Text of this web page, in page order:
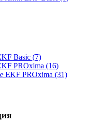
Basic (7)
PROxima (16)
EKF PROxima (31)